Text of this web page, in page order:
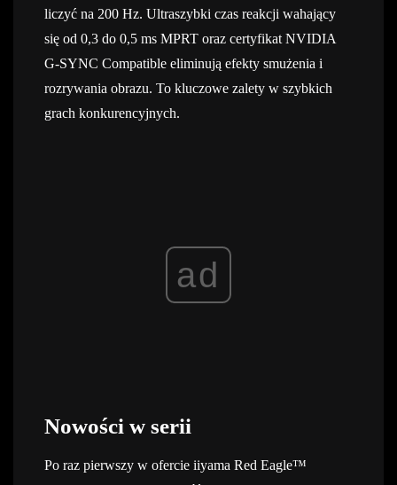
liczyć na 200 Hz. Ultraszybki czas reakcji wahający
się od 0,3 do 0,5 ms MPRT oraz certyfikat NVIDIA
G-SYNC Compatible eliminują efekty smużenia i
rozrywania obrazu. To kluczowe zalety w szybkich
grach konkurencyjnych.
ad
Nowości w serii
Po raz pierwszy w ofercie iiyama Red Eagle™